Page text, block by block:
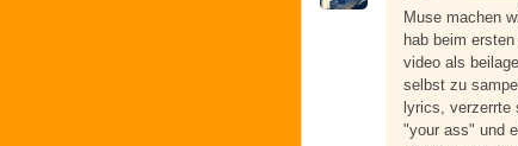
Muse machen
hab beim
video als
selbst zu
lyrics, verzerrte
"your ass" und